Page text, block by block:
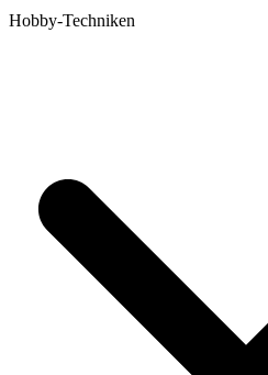
Hobby-Techniken